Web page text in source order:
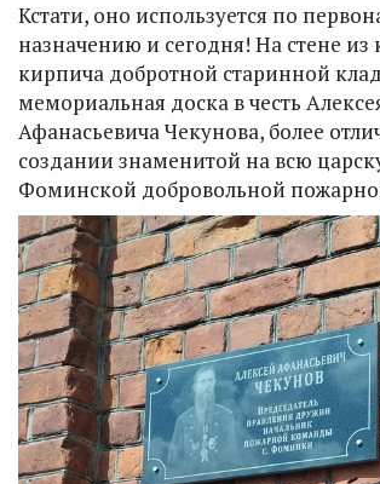
Кстати, оно используется по
назначению и сегодня! На стене из
кирпича добротной старинной
мемориальная доска в честь
Афанасьевича Чекунова, более
создании знаменитой на всю
Фоминской добровольной